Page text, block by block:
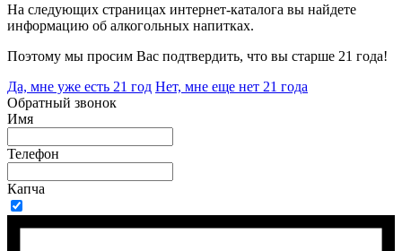
На следующих страницах интернет-каталога вы найдете
информацию об алкогольных напитках.
Поэтому мы просим Вас подтвердить, что вы старше 21 года!
Да, мне уже есть 21 год Нет, мне еще нет 21 года
Обратный звонок
Имя
Телефон
Капча